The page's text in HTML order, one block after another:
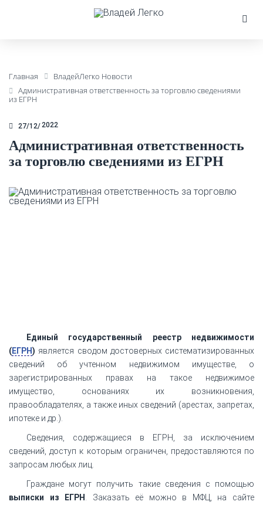
Главная
ВладейЛегко Новости
Административная ответственность за торговлю сведениями
из ЕГРН
27/12 2022
Административная ответственность
за торговлю сведениями из ЕГРН
Единый государственный реестр недвижимости
(ЕГРН) является сводом достоверных систематизированных
сведений об учтенном недвижимом имуществе, о
зарегистрированных правах на такое недвижимое
имущество, основаниях их возникновения,
правообладателях, а также иных сведений (арестах, запретах,
ипотеке и др.).
Сведения, содержащиеся в ЕГРН, за исключением
сведений, доступ к которым ограничен, предоставляются по
запросам любых лиц.
Граждане могут получить такие сведения с помощью
выписки из ЕГРН . Заказать её можно в МФЦ, на сайте